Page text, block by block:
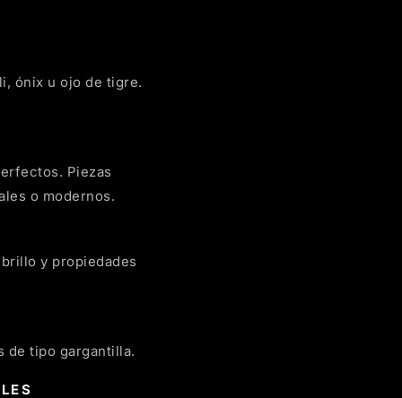
ónix u ojo de tigre.
Piezas
o modernos.
y propiedades
de tipo gargantilla.